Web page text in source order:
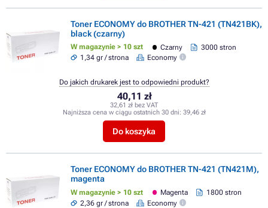
Toner ECONOMY do BROTHER TN-421 (TN421BK),
black (czarny)
W magazynie > 10 szt Czarny
3000 stron
1,34 gr / strona
Economy
40,11 zł
32,61 zł bez VAT
Najniższa cena w ciągu ostatnich 30 dni: 39,46 zł
Do koszyka
Do jakich drukarek jest to odpowiedni produkt?
Toner ECONOMY do BROTHER TN-421 (TN421M),
magenta
W magazynie > 10 szt Magenta
1800 stron
2,36 gr / strona
Economy